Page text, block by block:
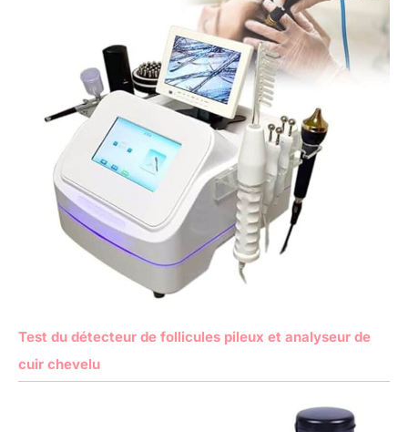
Test du détecteur de follicules pileux et analyseur de
cuir chevelu